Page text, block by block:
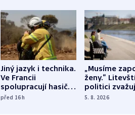
Jiný jazyk i technika.
Ve Francii
spolupracují hasiči z
různých zemí
před 16h
„Musíme
ženy.“
politici
dohodu o
5. 8. 2026